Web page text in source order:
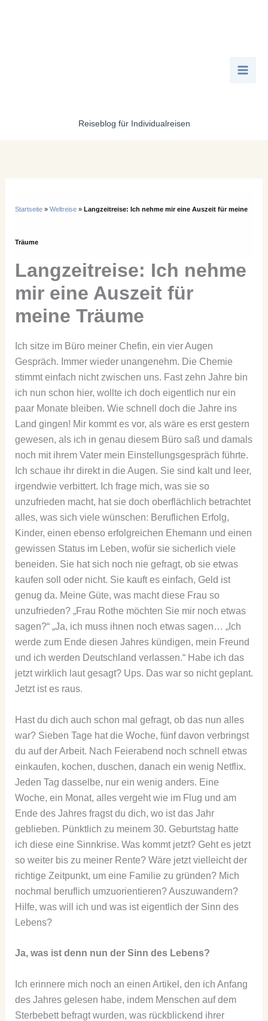
Reiseblog für Individualreisen
Startseite» Weltreise» Langzeitreise: Ich nehme mir eine Auszeit für meine
Träume
Langzeitreise: Ich nehme
mir eine Auszeit für
meine Träume
Ich sitze im Büro meiner Chefin, ein vier Augen
Gespräch. Immer wieder unangenehm. Die Chemie
stimmt einfach nicht zwischen uns. Fast zehn Jahre bin
ich nun schon hier, wollte ich doch eigentlich nur ein
paar Monate bleiben. Wie schnell doch die Jahre ins
Land gingen! Mir kommt es vor, als wäre es erst gestern
gewesen, als ich in genau diesem Büro saß und damals
noch mit ihrem Vater mein Einstellungsgespräch führte.
Ich schaue ihr direkt in die Augen. Sie sind kalt und leer,
irgendwie verbittert. Ich frage mich, was sie so
unzufrieden macht, hat sie doch oberflächlich betrachtet
alles, was sich viele wünschen: Beruflichen Erfolg,
Kinder, einen ebenso erfolgreichen Ehemann und einen
gewissen Status im Leben, wofür sie sicherlich viele
beneiden. Sie hat sich noch nie gefragt, ob sie etwas
kaufen soll oder nicht. Sie kauft es einfach, Geld ist
genug da. Meine Güte, was macht diese Frau so
unzufrieden? „Frau Rothe möchten Sie mir noch etwas
sagen?“ „Ja, ich muss ihnen noch etwas sagen… „Ich
werde zum Ende diesen Jahres kündigen, mein Freund
und ich werden Deutschland verlassen.“ Habe ich das
jetzt wirklich laut gesagt? Ups. Das war so nicht geplant.
Jetzt ist es raus.
Hast du dich auch schon mal gefragt, ob das nun alles
war? Sieben Tage hat die Woche, fünf davon verbringst
du auf der Arbeit. Nach Feierabend noch schnell etwas
einkaufen, kochen, duschen, danach ein wenig Netflix.
Jeden Tag dasselbe, nur ein wenig anders. Eine
Woche, ein Monat, alles vergeht wie im Flug und am
Ende des Jahres fragst du dich, wo ist das Jahr
geblieben. Pünktlich zu meinem 30. Geburtstag hatte
ich diese eine Sinnkrise. Was kommt jetzt? Geht es jetzt
so weiter bis zu meiner Rente? Wäre jetzt vielleicht der
richtige Zeitpunkt, um eine Familie zu gründen? Mich
nochmal beruflich umzuorientieren? Auszuwandern?
Hilfe, was will ich und was ist eigentlich der Sinn des
Lebens?
Ja, was ist denn nun der Sinn des Lebens?
Ich erinnere mich noch an einen Artikel, den ich Anfang
des Jahres gelesen habe, indem Menschen auf dem
Sterbebett befragt wurden, was rückblickend ihrer